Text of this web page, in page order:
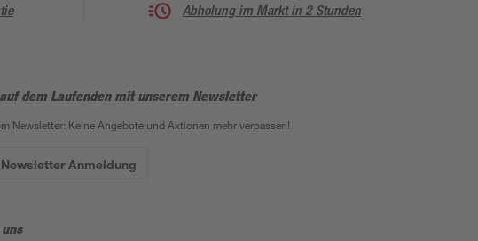
Abholung im Markt in 2 Stunden
dem Laufenden mit unserem Newsletter
Newsletter: Keine Angebote und Aktionen mehr verpassen!
Anmeldung